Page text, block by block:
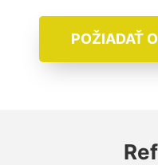
POŽIADAŤ